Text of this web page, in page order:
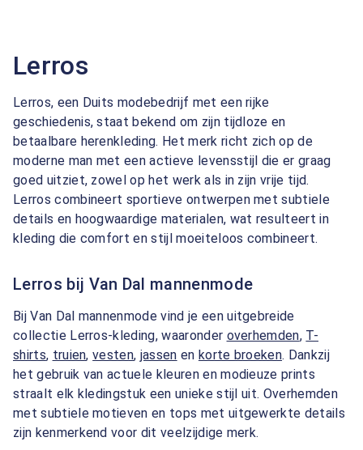
Lerros
Lerros, een Duits modebedrijf met een rijke
geschiedenis, staat bekend om zijn tijdloze en
betaalbare herenkleding. Het merk richt zich op de
moderne man met een actieve levensstijl die er graag
goed uitziet, zowel op het werk als in zijn vrije tijd.
Lerros combineert sportieve ontwerpen met subtiele
details en hoogwaardige materialen, wat resulteert in
kleding die comfort en stijl moeiteloos combineert.
Lerros bij Van Dal mannenmode
Bij Van Dal mannenmode vind je een uitgebreide
collectie Lerros-kleding, waaronder overhemden, T-
shirts, truien,vesten, jassen en korte broeken. Dankzij
het gebruik van actuele kleuren en modieuze prints
straalt elk kledingstuk een unieke stijl uit. Overhemden
met subtiele motieven en tops met uitgewerkte details
zijn kenmerkend voor dit veelzijdige merk.